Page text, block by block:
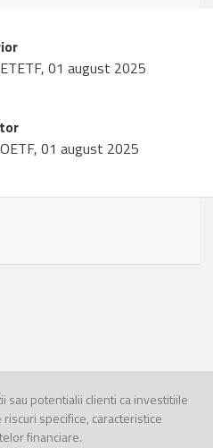
01 august 2025
01 august 2025
sau potentialii clienti ca investitiile
specifice, caracteristice
financiare.